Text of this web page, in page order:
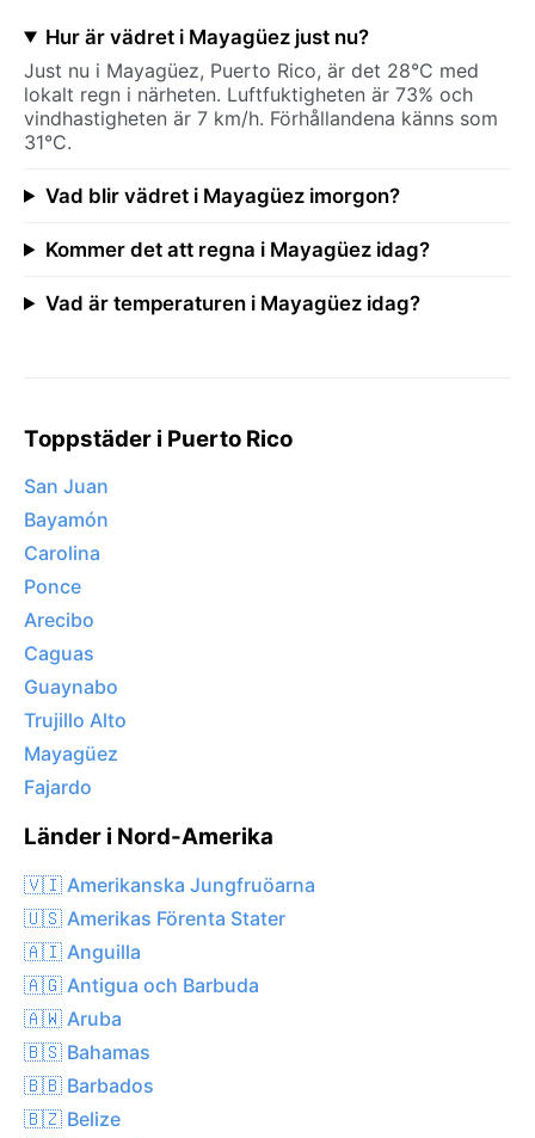
Hur är vädret i Mayagüez just nu?
Just nu i Mayagüez, Puerto Rico, är det 28°C med
lokalt regn i närheten. Luftfuktigheten är 73% och
vindhastigheten är 7 km/h. Förhållandena känns som
31°C.
Vad blir vädret i Mayagüez imorgon?
Kommer det att regna i Mayagüez idag?
Vad är temperaturen i Mayagüez idag?
Toppstäder i Puerto Rico
San Juan
Bayamón
Carolina
Ponce
Arecibo
Caguas
Guaynabo
Trujillo Alto
Mayagüez
Fajardo
Länder i Nord-Amerika
🇻🇮 Amerikanska Jungfruöarna
🇺🇸 Amerikas Förenta Stater
🇦🇮 Anguilla
🇦🇬 Antigua och Barbuda
🇦🇼 Aruba
🇧🇸 Bahamas
🇧🇧 Barbados
🇧🇿 Belize